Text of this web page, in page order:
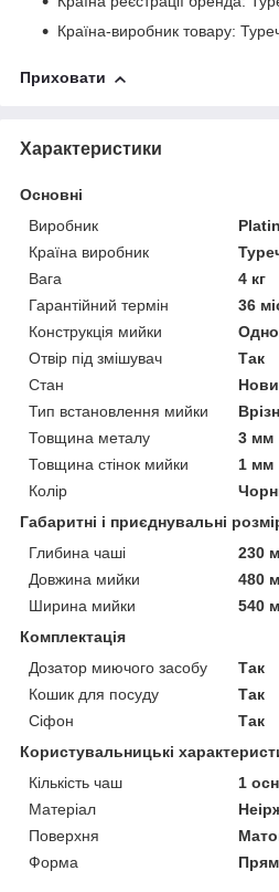
Країна-виробник товару:
Приховати
Характеристики
Основні
Виробник
Країна виробник
Вага
4 кг
Гарантійний термін
36
Конструкція мийки
Отвір під змішувач
Так
Стан
Тип встановлення мийки
Товщина металу
3 мм
Товщина стінок мийки
1 мм
Колір
Габаритні і приєднувальні
Глибина чаші
230
Довжина мийки
480
Ширина мийки
540
Комплектація
Дозатор миючого засобу
Так
Кошик для посуду
Так
Сіфон
Так
Користувальницькі
Кількість чаш
1
Матеріал
Поверхня
Форма